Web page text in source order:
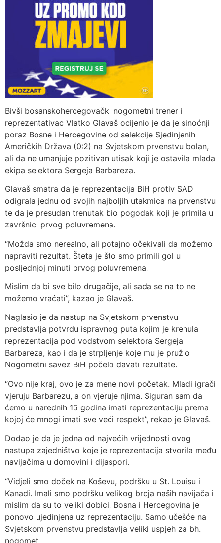
Bivši bosanskohercegovački nogometni trener i
reprezentativac Vlatko Glavaš ocijenio je da je sinoćnji
poraz Bosne i Hercegovine od selekcije Sjedinjenih
Američkih Država (0:2) na Svjetskom prvenstvu bolan,
ali da ne umanjuje pozitivan utisak koji je ostavila mlada
ekipa selektora Sergeja Barbareza.
Glavaš smatra da je reprezentacija BiH protiv SAD
odigrala jednu od svojih najboljih utakmica na prvenstvu
te da je presudan trenutak bio pogodak koji je primila u
završnici prvog poluvremena.
“Možda smo nerealno, ali potajno očekivali da možemo
napraviti rezultat. Šteta je što smo primili gol u
posljednjoj minuti prvog poluvremena.
Mislim da bi sve bilo drugačije, ali sada se na to ne
možemo vraćati”, kazao je Glavaš.
Naglasio je da nastup na Svjetskom prvenstvu
predstavlja potvrdu ispravnog puta kojim je krenula
reprezentacija pod vodstvom selektora Sergeja
Barbareza, kao i da je strpljenje koje mu je pružio
Nogometni savez BiH počelo davati rezultate.
“Ovo nije kraj, ovo je za mene novi početak. Mladi igrači
vjeruju Barbarezu, a on vjeruje njima. Siguran sam da
ćemo u narednih 15 godina imati reprezentaciju prema
kojoj će mnogi imati sve veći respekt”, rekao je Glavaš.
Dodao je da je jedna od najvećih vrijednosti ovog
nastupa zajedništvo koje je reprezentacija stvorila među
navijačima u domovini i dijaspori.
“Vidjeli smo doček na Koševu, podršku u St. Louisu i
Kanadi. Imali smo podršku velikog broja naših navijača i
mislim da su to veliki dobici. Bosna i Hercegovina je
ponovo ujedinjena uz reprezentaciju. Samo učešće na
Svjetskom prvenstvu predstavlja veliki uspjeh za bh.
nogomet.